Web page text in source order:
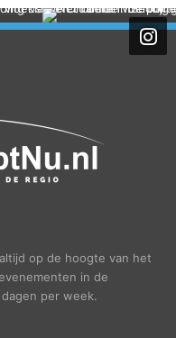
op de hoogte van het
in de
per week.